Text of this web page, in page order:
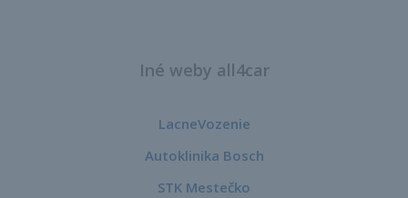
Iné weby all4car
LacneVozenie
Autoklinika Bosch
STK Mestečko